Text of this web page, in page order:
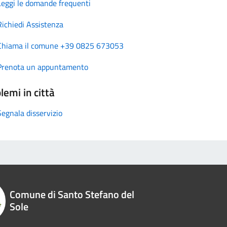
le domande frequenti
Assistenza
il comune +39 0825 673053
un appuntamento
in città
disservizio
Comune di Santo Stefano del
Sole